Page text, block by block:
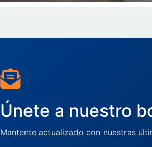
Únete a nuestro
Mantente actualizado con nuestras